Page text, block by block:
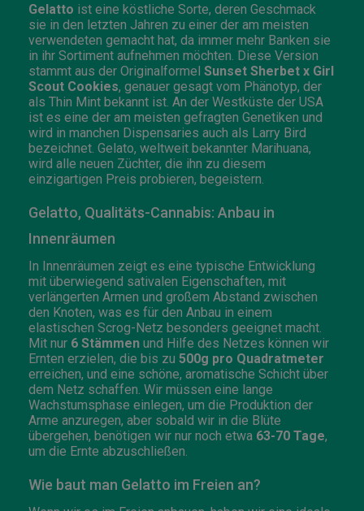
Gelatto ist eine köstliche Sorte, deren Geschmack
sie in den letzten Jahren zu einer der am meisten
verwendeten gemacht hat, da immer mehr Banken sie
in ihr Sortiment aufnehmen möchten. Diese Version
stammt aus der Originalformel Sunset Sherbet x Girl
Scout Cookies, genauer gesagt vom Phänotyp, der
als Thin Mint bekannt ist. An der Westküste der USA
ist es eine der am meisten gefragten Genetiken und
wird in manchen Dispensaries auch als Larry Bird
bezeichnet. Gelato, weltweit bekannter Marihuana,
wird alle neuen Züchter, die ihn zu diesem
einzigartigen Preis probieren, begeistern.
Gelatto, Qualitäts-Cannabis: Anbau in
Innenräumen
In Innenräumen zeigt es eine typische Entwicklung
mit überwiegend sativalen Eigenschaften, mit
verlängerten Armen und großem Abstand zwischen
den Knoten, was es für den Anbau in einem
elastischen Scrog-Netz besonders geeignet macht.
Mit nur 6 Stämmen und Hilfe des Netzes können wir
Ernten erzielen, die bis zu 500g pro Quadratmeter
erreichen, und eine schöne, aromatische Schicht über
dem Netz schaffen. Wir müssen eine lange
Wachstumsphase einlegen, um die Produktion der
Arme anzuregen, aber sobald wir in die Blüte
übergehen, benötigen wir nur noch etwa 63-70 Tage,
um die Ernte abzuschließen.
Wie baut man Gelatto im Freien an?